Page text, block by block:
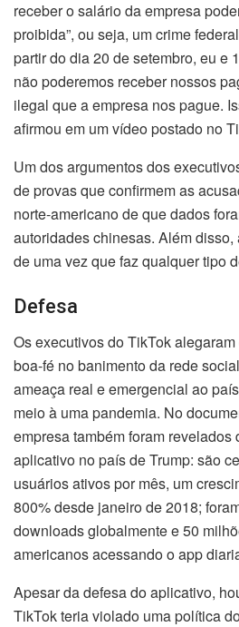
receber o salário da empresa
proibida”, ou seja, um crime
partir do dia 20 de setembro, eu e
não poderemos receber nossos
ilegal que a empresa nos pague.
afirmou em um vídeo postado no
Um dos argumentos dos
de provas que confirmem as
norte-americano de que dados
autoridades chinesas. Além
de uma vez que faz qualquer tipo
Defesa
Os executivos do TikTok
boa-fé no banimento da rede
ameaça real e emergencial ao
meio à uma pandemia. No
empresa também foram
aplicativo no país de Trump: são
usuários ativos por mês, um
800% desde janeiro de 2018;
downloads globalmente e 50
americanos acessando o app
Apesar da defesa do aplicativo,
TikTok teria violado uma política